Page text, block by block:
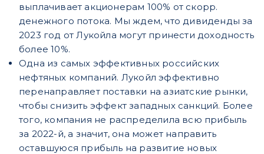
выплачивает акционерам 100% от скорр.
денежного потока. Мы ждем, что дивиденды за
2023 год от Лукойла могут принести доходность
более 10%.
Одна из самых эффективных российских
нефтяных компаний. Лукойл эффективно
перенаправляет поставки на азиатские рынки,
чтобы снизить эффект западных санкций. Более
того, компания не распределила всю прибыль
за 2022-й, а значит, она может направить
оставшуюся прибыль на развитие новых